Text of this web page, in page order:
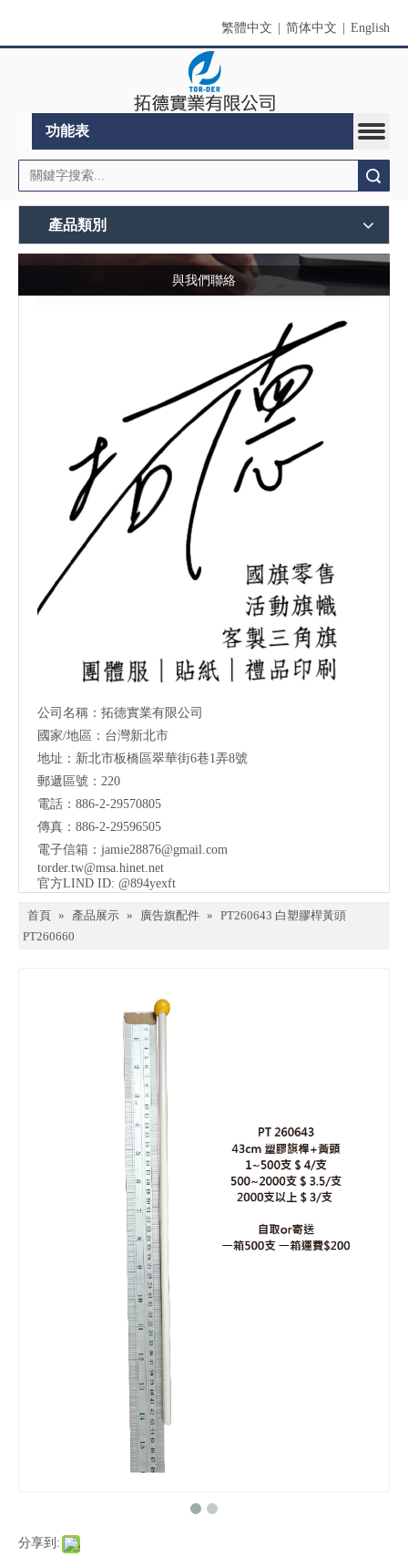
繁體中文 简体中文 English
功能表
產品類別
與我們聯絡
公司名稱：拓德實業有限公司
國家/地區：台灣新北市
地址：新北市板橋區翠華街6巷1弄8號
郵遞區號：220
電話：886-2-29570805
傳真：886-2-29596505
電子信箱： jamie28876@gmail.com
torder.tw@msa.hinet.net
官方LIND ID: @894yexft
首頁 » 產品展示 » 廣告旗配件 » PT260643 白塑膠桿黃頭
PT260660
分享到: